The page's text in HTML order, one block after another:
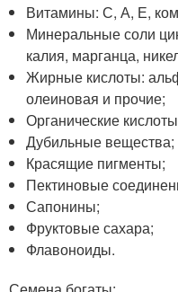
Витамины: С, А, Е,
Минеральные соли
калия, марганца,
Жирные кислоты:
олеиновая и прочие;
Органические
Дубильные вещества;
Красящие пигменты;
Пектиновые
Сапонины;
Фруктовые сахара;
Флавоноиды.